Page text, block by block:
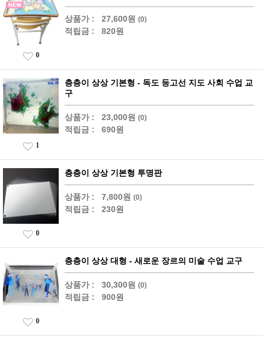
상품가 : 27,600원 (0)
적립금 : 820원
0
층층이 상상 기본형 - 독도 등고선 지도 사회 수업 교
구
상품가 : 23,000원 (0)
적립금 : 690원
1
층층이 상상 기본형 투명판
상품가 : 7,800원 (0)
적립금 : 230원
0
층층이 상상 대형 - 새로운 장르의 미술 수업 교구
상품가 : 30,300원 (0)
적립금 : 900원
0